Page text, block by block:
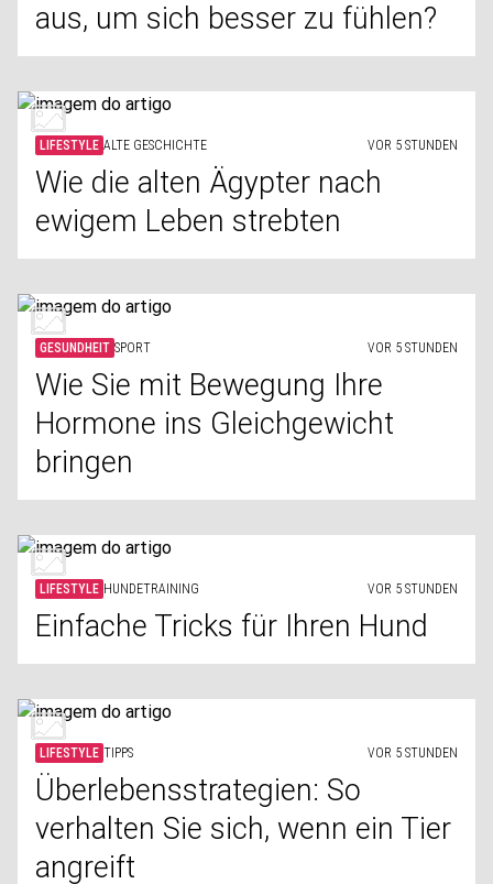
aus, um sich besser zu fühlen?
LIFESTYLE ALTE GESCHICHTE VOR 5 STUNDEN
Wie die alten Ägypter nach
ewigem Leben strebten
GESUNDHEIT SPORT VOR 5 STUNDEN
Wie Sie mit Bewegung Ihre
Hormone ins Gleichgewicht
bringen
LIFESTYLE HUNDETRAINING VOR 5 STUNDEN
Einfache Tricks für Ihren Hund
LIFESTYLE TIPPS VOR 5 STUNDEN
Überlebensstrategien: So
verhalten Sie sich, wenn ein Tier
angreift